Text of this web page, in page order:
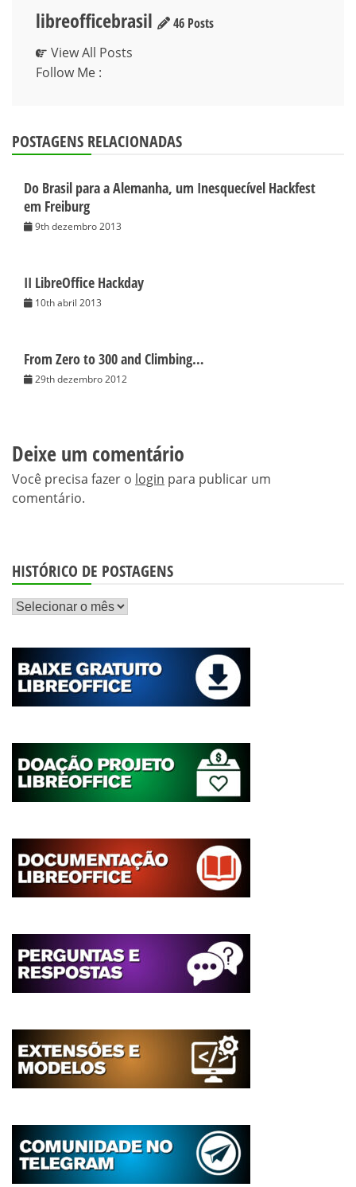
libreofficebrasil
46 Posts
View All Posts
Follow Me :
POSTAGENS RELACIONADAS
Do Brasil para a Alemanha, um Inesquecível Hackfest
em Freiburg
9th dezembro 2013
II LibreOffice Hackday
10th abril 2013
From Zero to 300 and Climbing…
29th dezembro 2012
Deixe um comentário
Você precisa fazer o login para publicar um
comentário.
HISTÓRICO DE POSTAGENS
Histórico
postagens